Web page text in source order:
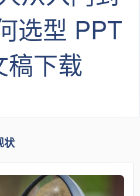
选型 PPT
稿下载
状